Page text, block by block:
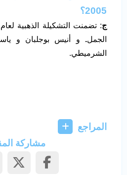
2005؟
ج
الجمل. و أنيس بوجلبان و
الشرميطي.
المراجع
مشاركة